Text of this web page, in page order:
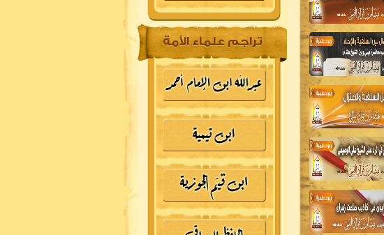
تراجم علماء الأمة